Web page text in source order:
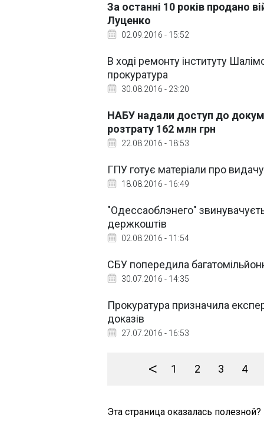
За останні 10 років продано
Луценко
02.09.2016 - 15:52
В ході ремонту інституту
прокуратура
30.08.2016 - 23:20
НАБУ надали доступ до
розтрату 162 млн грн
22.08.2016 - 18:53
ГПУ готує матеріали про
18.08.2016 - 16:49
"Одессаоблэнего"
держкоштів
02.08.2016 - 11:54
СБУ попередила
30.07.2016 - 14:35
Прокуратура призначила
доказів
27.07.2016 - 16:53
< 1 2 3 4
Эта страница оказалась полезной?